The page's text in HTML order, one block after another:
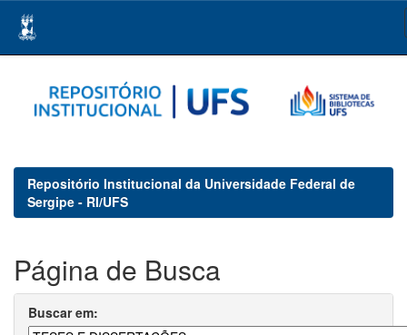
navigation
Repositório Institucional da Universidade Federal de
Sergipe - RI/UFS
Página de Busca
Buscar em: